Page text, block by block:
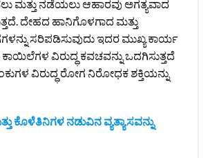
ಮತ್ತು ನಡೆಯಲು ಆಹಾರವು ಅಗತ್ಯವಾದ
ದೇಹದ ಹಾನಿಗೊಳಗಾದ ಮತ್ತು
ಸರಿಪಡಿಸುವುದು ಇದರ ಮುಖ್ಯ ಕಾರ್ಯ
ವಿರುದ್ಧ ಕವಚವನ್ನು ಒದಗಿಸುತ್ತದೆ
ವಿರುದ್ಧ ರೋಗ ನಿರೋಧಕ ಶಕ್ತಿಯನ್ನು
ಕೊಳೆತಿನಿಗಳ ನಡುವಿನ ವ್ಯತ್ಯಾಸವನ್ನು